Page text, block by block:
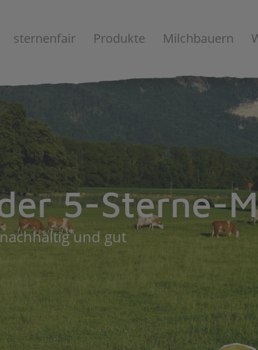
sternenfair Produkte Milchbauern
5-Sterne-
und gut